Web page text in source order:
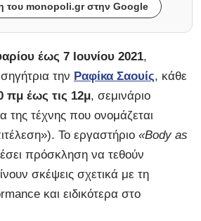
του monopoli.gr στην Google
έως 7 Ιουνίου 2021,
την Ραφίκα Σαουίς, κάθε
πμ έως τις 12μ, σεμινάριο
της τέχνης που ονομάζεται
Το εργαστήριο «Body as
πρόσκληση να τεθούν
σκέψεις σχετικά με τη
και ειδικότερα στο